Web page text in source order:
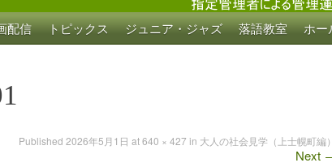
ール
配信 トピックス ジュニア・ジャズ 落語教室 ホー
Published 2026年5月1日 at640 × 427 in 大人の社会見学（上士幌町編）
Next